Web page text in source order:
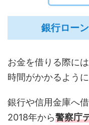
銀行ロー
お金を借りる際に
時間がかかるよう
銀行や信用金庫へ
2018年から警察庁